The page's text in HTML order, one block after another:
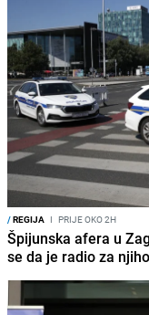
/REGIJA I PRIJE OKO 2H
Špijunska afera u
se da je radio za